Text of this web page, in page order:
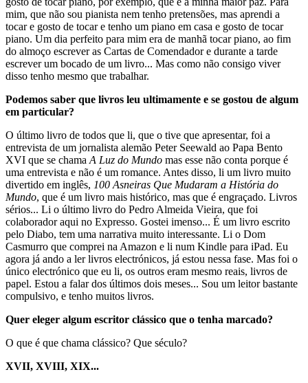
mim, que não sou pianista nem tenho pretensões, mas aprendi a
tocar e gosto de tocar e tenho um piano em casa e gosto de tocar
piano. Um dia perfeito para mim era de manhã tocar piano, ao fim
do almoço escrever as Cartas de Comendador e durante a tarde
escrever um bocado de um livro... Mas como não consigo viver
disso tenho mesmo que trabalhar.
Podemos saber que livros leu ultimamente e se gostou de algum
em particular?
O último livro de todos que li, que o tive que apresentar, foi a
entrevista de um jornalista alemão Peter Seewald ao Papa Bento
XVI que se chama A Luz do Mundo mas esse não conta porque é
uma entrevista e não é um romance. Antes disso, li um livro muito
divertido em inglês, 100 Asneiras Que Mudaram a História do
Mundo, que é um livro mais histórico, mas que é engraçado. Livros
sérios... Li o último livro do Pedro Almeida Vieira, que foi
colaborador aqui no Expresso. Gostei imenso... É um livro escrito
pelo Diabo, tem uma narrativa muito interessante. Li o Dom
Casmurro que comprei na Amazon e li num Kindle para iPad. Eu
agora já ando a ler livros electrónicos, já estou nessa fase. Mas foi o
único electrónico que eu li, os outros eram mesmo reais, livros de
papel. Estou a falar dos últimos dois meses... Sou um leitor bastante
compulsivo, e tenho muitos livros.
Quer eleger algum escritor clássico que o tenha marcado?
O que é que chama clássico? Que século?
XVII, XVIII, XIX...